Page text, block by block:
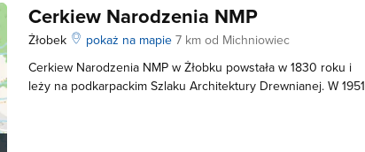
Cerkiew Narodzenia NMP
Żłobek pokaż na mapie7 km od Michniowiec
Cerkiew Narodzenia NMP w Żłobku powstała w 1830 roku i
leży na podkarpackim Szlaku Architektury Drewnianej. W 1951